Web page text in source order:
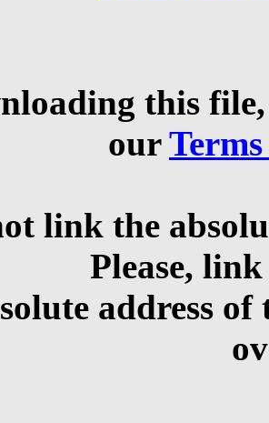
this
our
link the
Please,
address